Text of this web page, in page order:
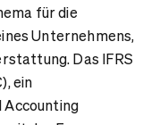
für die
Unternehmens,
Das IFRS
ein